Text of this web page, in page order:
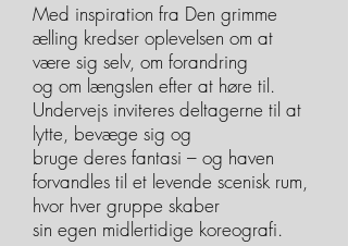
Med inspiration fra Den grimme
ælling kredser oplevelsen om at
være sig selv, om forandring
og om længslen efter at høre til.
Undervejs inviteres deltagerne til at
lytte, bevæge sig og
bruge deres fantasi – og haven
forvandles til et levende scenisk rum,
hvor hver gruppe skaber
sin egen midlertidige koreografi.